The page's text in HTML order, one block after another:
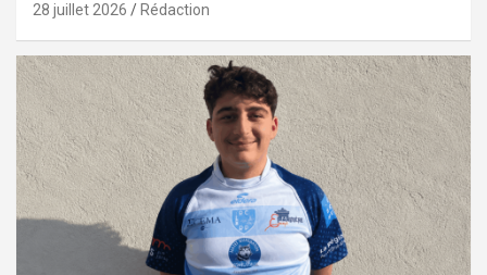
28 juillet 2026 Rédaction